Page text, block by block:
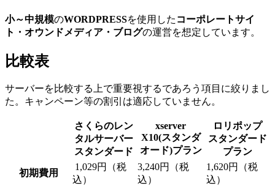
小～中規模のWORDPRESSを使用した コーポレートサイ
ト・オウンドメディア・ブログの運営を想定しています。
比較表
サーバーを比較する上で重要視するであろう項目に絞りまし
た。キャンペーン等の割引は適応していません。
さくらのレン
タルサーバー
スタンダード
xserver
X10(スタンダ
オード)プラン
ロリポップ
スタンダード
プラン
初期費用
1,029円（税
込）
3,240円（税
込）
1,620円（税
込）